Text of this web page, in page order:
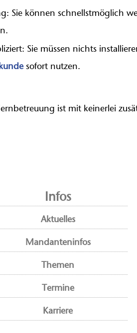
Sie können schnellstmöglich
Sie müssen nichts
sofort nutzen.
ist mit keinerlei
Infos
Aktuelles
Mandanteninfos
Themen
Termine
Karriere